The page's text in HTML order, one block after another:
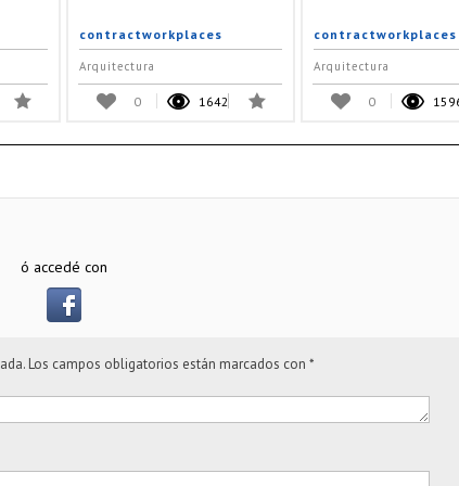
contractworkplaces
Arquitectura
0 1642
contractworkplaces
Arquitectura
0
ó accedé con
Los campos obligatorios están marcados con *